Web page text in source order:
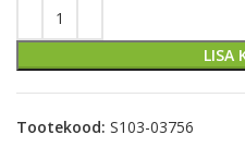
LISA
Tootekood: S103-03756